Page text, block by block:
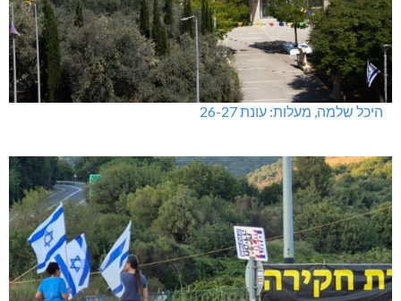
היכל שלמה, מעלות: עונת 26-27